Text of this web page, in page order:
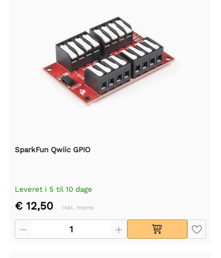
SparkFun Qwiic GPIO
Leveret i 5 til 10 dage
€ 12,50 Inkl. moms